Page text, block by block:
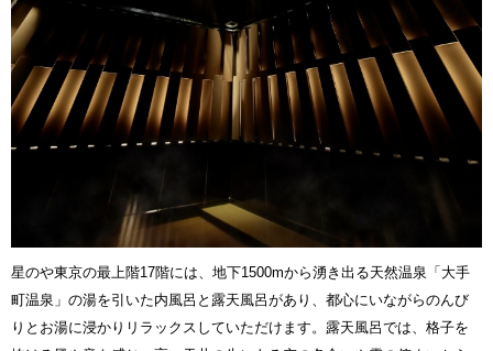
星のや東京の最上階17階には、地下1500mから湧き出る天然温泉「大手
町温泉」の湯を引いた内風呂と露天風呂があり、都心にいながらのんび
りとお湯に浸かりリラックスしていただけます。露天風呂では、格子を